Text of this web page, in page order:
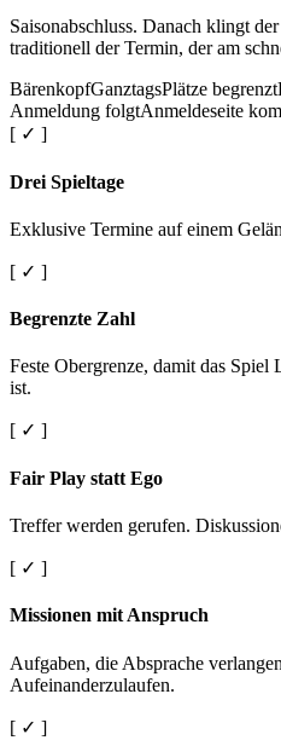
Saisonabschluss. Danach klingt
traditionell der Termin, der am
BärenkopfGanztagsPlätze begrenzt
Anmeldung folgtAnmeldeseite
[ ✓ ]
Drei Spieltage
Exklusive Termine auf einem
[ ✓ ]
Begrenzte Zahl
Feste Obergrenze, damit das
ist.
[ ✓ ]
Fair Play statt Ego
Treffer werden gerufen.
[ ✓ ]
Missionen mit Anspruch
Aufgaben, die Absprache
Aufeinanderzulaufen.
[ ✓ ]